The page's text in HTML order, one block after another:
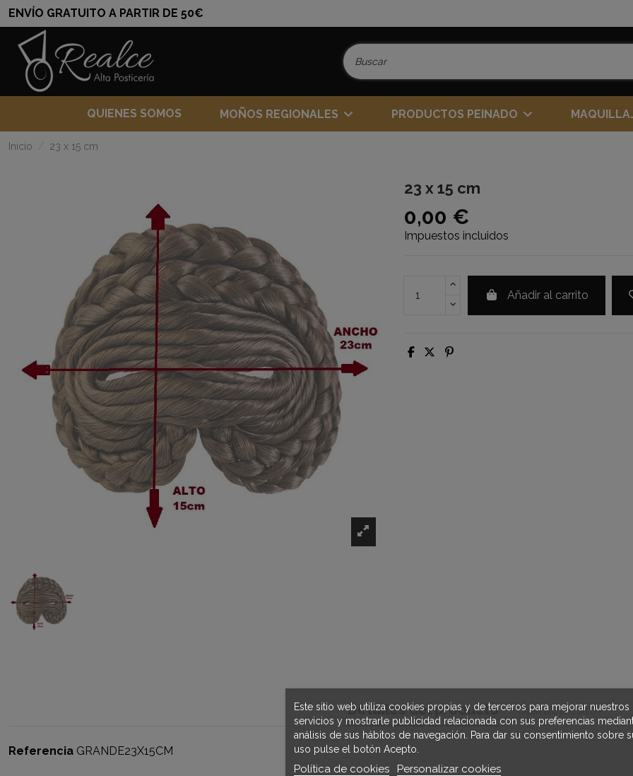
ENVÍO GRATUITO A PARTIR DE 50€
QUIENES SOMOS MOÑOS REGIONALES PRODUCTOS PEINADO
Inicio 23 x 15 cm
23 x 15 cm
0,00 €
Impuestos incluidos
Añadir al carrito
Detalles del producto Opiniones(0)
Referencia GRANDE23X15CM
Este sitio web utiliza cookies propias y de terceros para mejorar nuestros
servicios y mostrarle publicidad relacionada con sus preferencias
análisis de sus hábitos de navegación. Para dar su consentimiento sobre
uso pulse el botón Acepto.
Política de cookies Personalizar cookies